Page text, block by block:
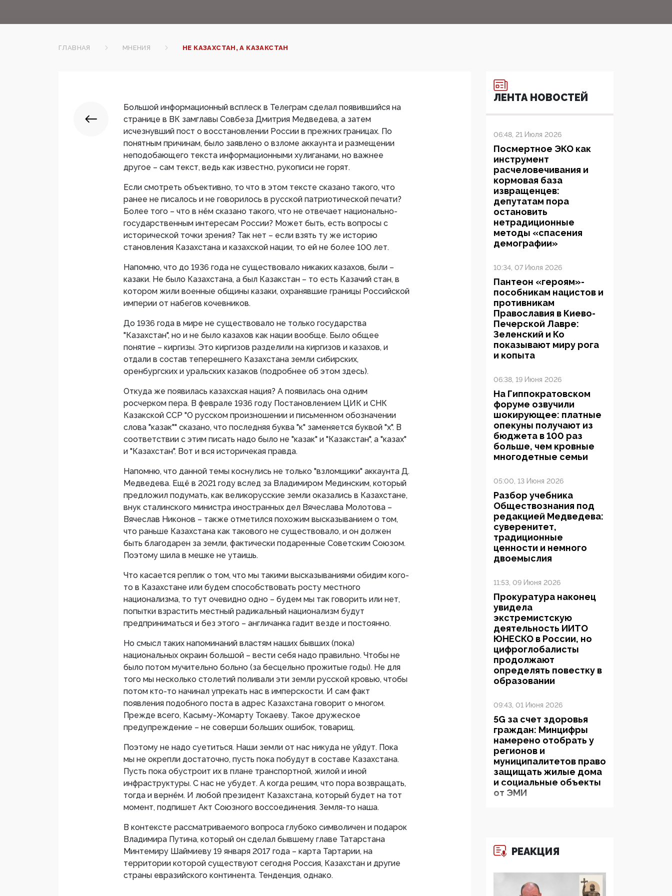
ГЛАВНАЯ МНЕНИЯ НЕ КАЗАХСТАН, А КАЗАКСТАН
Большой информационный всплеск в Телеграм сделал появившийся на
странице в ВК замглавы Совбеза Дмитрия Медведева, а затем
исчезнувший пост о восстановлении России в прежних границах. По
понятным причинам, было заявлено о взломе аккаунта и размещении
неподобающего текста информационными хулиганами, но важнее
другое – сам текст, ведь как известно, рукописи не горят.
Если смотреть объективно, то что в этом тексте сказано такого, что
ранее не писалось и не говорилось в русской патриотической печати?
Более того – что в нём сказано такого, что не отвечает национально-
государственным интересам России? Может быть, есть вопросы с
исторической точки зрения? Так нет – если взять ту же историю
становления Казахстана и казахской нации, то ей не более 100 лет.
Напомню, что до 1936 года не существовало никаких казахов, были –
казаки. Не было Казахстана, а был Казакстан – то есть Казачий стан, в
котором жили военные общины казаки, охранявшие границы Российской
империи от набегов кочевников.
До 1936 года в мире не существовало не только государства
"Казахстан", но и не было казахов как нации вообще. Было общее
понятие – киргизы. Это киргизов разделили на киргизов и казахов, и
отдали в состав теперешнего Казахстана земли сибирских,
оренбургских и уральских казаков (подробнее об этом здесь).
Откуда же появилась казахская нация? А появилась она одним
росчерком пера. В феврале 1936 году Постановлением ЦИК и СНК
Казакской ССР "О русском произношении и письменном обозначении
слова "казак"" сказано, что последняя буква "к" заменяется буквой "х". В
соответствии с этим писать надо было не "казак" и "Казакстан", а "казах"
и "Казахстан". Вот и вся историчекая правда.
Напомню, что данной темы коснулись не только "взломщики" аккаунта Д.
Медведева. Ещё в 2021 году вслед за Владимиром Мединским, который
предложил подумать, как великорусские земли оказались в Казахстане,
внук сталинского министра иностранных дел Вячеслава Молотова –
Вячеслав Никонов – также отметился похожим высказыванием о том,
что раньше Казахстана как такового не существовало, и он должен
быть благодарен за земли, фактически подаренные Советским Союзом.
Поэтому шила в мешке не утаишь.
Что касается реплик о том, что мы такими высказываниями обидим кого-
то в Казахстане или будем способствовать росту местного
национализма, то тут очевидно одно – будем мы так говорить или нет,
попытки взрастить местный радикальный национализм будут
предприниматься и без этого – англичанка гадит везде и постоянно.
Но смысл таких напоминаний властям наших бывших (пока)
национальных окраин большой – вести себя надо правильно. Чтобы не
было потом мучительно больно (за бесцельно прожитые годы). Не для
того мы несколько столетий поливали эти земли русской кровью, чтобы
потом кто-то начинал упрекать нас в имперскости. И сам факт
появления подобного поста в адрес Казахстана говорит о многом.
Прежде всего, Касыму-Жомарту Токаеву. Такое дружеское
предупреждение – не соверши больших ошибок, товарищ.
Поэтому не надо суетиться. Наши земли от нас никуда не уйдут. Пока
мы не окрепли достаточно, пусть пока побудут в составе Казахстана.
Пусть пока обустроит их в плане транспортной, жилой и иной
инфраструктуры. С нас не убудет. А когда решим, что пора возвращать,
тогда и вернём. И любой президент Казахстана, который будет на тот
момент, подпишет Акт Союзного воссоединения. Земля-то наша.
В контексте рассматриваемого вопроса глубоко символичен и подарок
Владимира Путина, который он сделал бывшему главе Татарстана
Минтемиру Шаймиеву 19 января 2017 года – карта Тартарии, на
территории которой существуют сегодня Россия, Казахстан и другие
страны евразийского континента. Тенденция, однако.
ЛЕНТА НОВОСТЕЙ
06:48, 21 Июля 2026
Посмертное ЭКО как
инструмент
расчеловечивания и
кормовая база
извращенцев:
депутатам пора
остановить
нетрадиционные
методы «спасения
демографии»
10:34, 07 Июля 2026
Пантеон «героям»-
пособникам нацистов и
противникам
Православия в Киево-
Печерской Лавре:
Зеленский и Ко
показывают миру рога
и копыта
06:38, 19 Июня 2026
На Гиппократовском
форуме озвучили
шокирующее: платные
опекуны получают из
бюджета в 100 раз
больше, чем кровные
многодетные семьи
05:00, 13 Июня 2026
Разбор учебника
Обществознания под
редакцией Медведева:
суверенитет,
традиционные
ценности и немного
двоемыслия
11:53, 09 Июня 2026
Прокуратура наконец
увидела
экстремистскую
деятельность ИИТО
ЮНЕСКО в России, но
цифроглобалисты
продолжают
определять повестку в
образовании
09:43, 01 Июня 2026
5G за счет здоровья
граждан: Минцифры
намерено отобрать у
регионов и
муниципалитетов право
защищать жилые дома
и социальные объекты
от ЭМИ
деструктивным и
07:39, 25 Мая 2026
РЕАКЦИЯ